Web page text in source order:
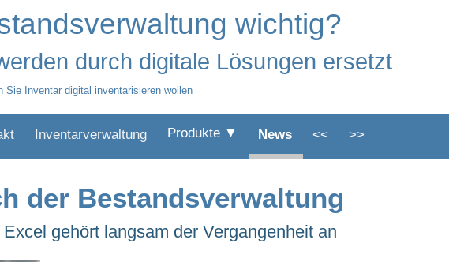
wichtig?
durch digitale Lösungen ersetzt
Sie Inventar digital inventarisieren wollen
Inventarverwaltung Produkte ▼ News << >>
der Bestandsverwaltung
gehört langsam der Vergangenheit an